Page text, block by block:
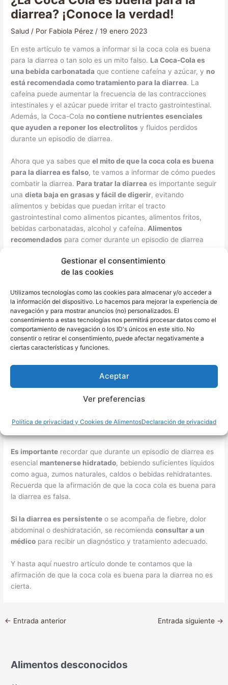
Gestionar el consentimiento
de las cookies
Utilizamos tecnologías como las cookies para almacenar y/o acceder a
la información del dispositivo. Lo hacemos para mejorar la experiencia de
navegación y para mostrar anuncios (no) personalizados. El
consentimiento a estas tecnologías nos permitirá procesar datos como el
comportamiento de navegación o los ID's únicos en este sitio. No
consentir o retirar el consentimiento, puede afectar negativamente a
ciertas características y funciones.
Aceptar
Ver preferencias
Política de privacidad y Cookies de AlimentosDeclaración de privacidad
diarrea? ¡Conoce la verdad!
Salud / Por Fabiola Pérez/19 enero 2023
En este artículo te vamos a informar si la coca cola es buena
para la diarrea o tan solo es un mito falso. La Coca-Cola es
una bebida carbonatada que contiene cafeína y azúcar, y no
está recomendada como tratamiento para la diarrea. La
cafeína puede aumentar la frecuencia de las contracciones
intestinales y el azúcar puede irritar el tracto gastrointestinal.
Además, la Coca-Cola no contiene nutrientes esenciales
que ayuden a reponer los electrolitos y fluidos perdidos
durante un episodio de diarrea.
Ahora que ya sabes queel mito de que la coca cola es buena
para la diarrea es falso, te vamos a informar de cómo puedes
combatir la diarrea. Para tratar la diarrea es importante seguir
unadieta baja en grasas y fácil de digerir, evitando
alimentos y bebidas que puedan irritar el tracto
gastrointestinal como alimentos picantes, alimentos fritos,
bebidas carbonatadas, alcohol y cafeína. Alimentos
recomendados para comer durante un episodio de diarrea
Arroz blanco cocido: es bajo en fibra y fácil de digerir.
ayudan a reponer los electrolitos perdidos.
Pollo o carne magra a la plancha o cocido
: son ricas en
proteínas y fáciles de digerir.
Pescado blanco al vapor : los pescados blancos, como
el rape, la merluza, la lubina, el lenguado, el gallo o la
dorada, son ideas para la recuperación durante la
papas son ricas en nutrientes y fáciles de digerir.
en pectina, una fibra soluble que ayuda a mejorar la
Es importante recordar que durante un episodio de diarrea es
esencial mantenerse hidratado, bebiendo suficientes líquidos
como agua, zumos naturales, caldos o bebidas rehidratantes.
Recuerda que la afirmación de que la coca cola es buena para
la diarrea es falsa.
Si la diarrea es persistente o se acompaña de fiebre, dolor
abdominal o deshidratación, se recomiendaconsultar a un
médico para recibir un diagnóstico y tratamiento adecuado.
Y hasta aquí nuestro artículo donde te contamos que la
afirmación de que la coca cola es buena para la diarrea no es
cierta.
← Entrada anterior Entrada siguiente →
Alimentos desconocidos